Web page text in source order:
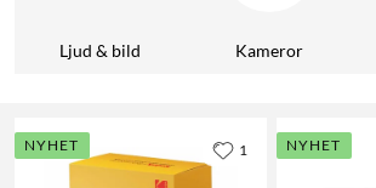
Ljud & bild Kameror
NYHET 1 NYHET